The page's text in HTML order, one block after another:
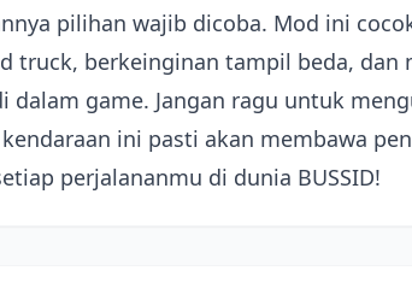
pilihan wajib dicoba. Mod ini
truck, berkeinginan tampil beda, dan
dalam game. Jangan ragu untuk
ini pasti akan membawa
perjalananmu di dunia BUSSID!